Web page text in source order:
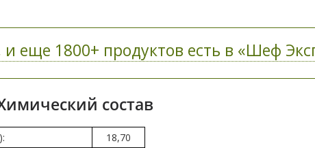
еще 1800+ продуктов есть в «Шеф
состав
18,70